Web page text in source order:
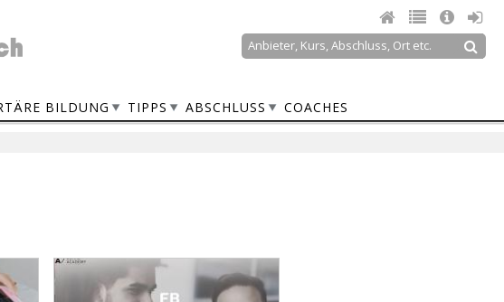
Suche
BILDUNG TIPPS ABSCHLUSS COACHES